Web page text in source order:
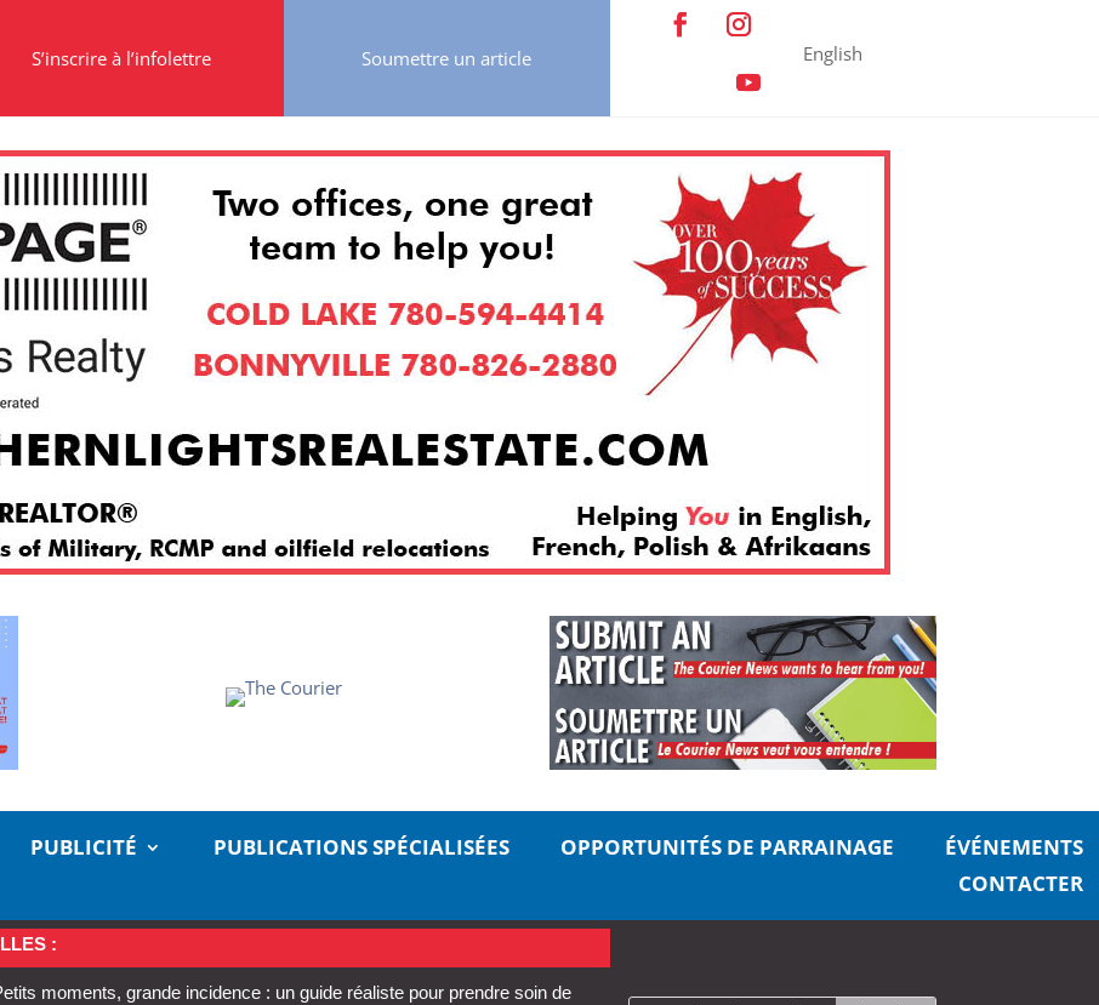
S’inscrire à l’infolettre Soumettre un article English
PUBLICITÉ PUBLICATIONS SPÉCIALISÉES OPPORTUNITÉS DE PARRAINAGE
ÉVÉNEMENTS
CONTACTER
:
moments, grande incidence : un guide réaliste pour prendre soin de